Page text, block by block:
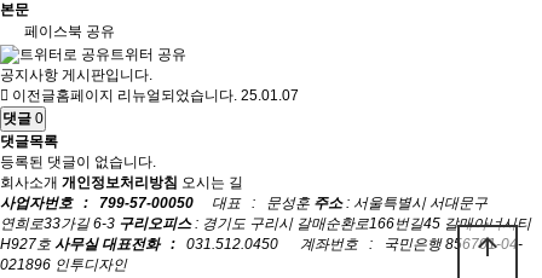
본문
페이스북 공유
트위터 공유
공지사항 게시판입니다.
이전글홈페이지 리뉴얼되었습니다. 25.01.07
댓글 0
댓글목록
등록된 댓글이 없습니다.
회사소개 개인정보처리방침 오시는 길
사업자번호 : 799-57-00050
대표 : 문성훈 주소: 서울특별시 서대문구
연희로33가길 6-3 구리오피스: 경기도 구리시 갈매순환로166번길45 갈매아너시티
H927호 사무실 대표전화 : 031.512.0450 계좌번호 : 국민은행 856701-04-
021896 인투디자인
arrow_upward